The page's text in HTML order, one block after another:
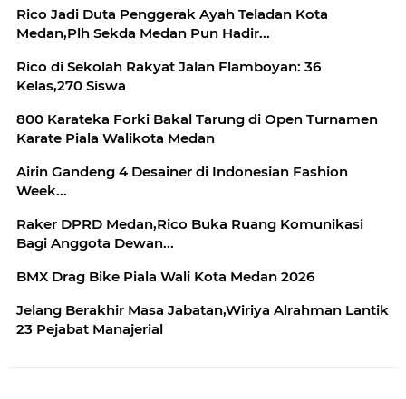
Rico Jadi Duta Penggerak Ayah Teladan Kota
Medan,Plh Sekda Medan Pun Hadir...
Rico di Sekolah Rakyat Jalan Flamboyan: 36
Kelas,270 Siswa
800 Karateka Forki Bakal Tarung di Open Turnamen
Karate Piala Walikota Medan
Airin Gandeng 4 Desainer di Indonesian Fashion
Week...
Raker DPRD Medan,Rico Buka Ruang Komunikasi
Bagi Anggota Dewan...
BMX Drag Bike Piala Wali Kota Medan 2026
Jelang Berakhir Masa Jabatan,Wiriya Alrahman Lantik
23 Pejabat Manajerial